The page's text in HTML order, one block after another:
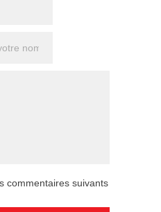
commentaires suivants